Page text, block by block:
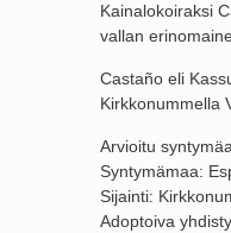
Kainalokoiraksi
vallan
Castaño eli
Kirkkonummella
Arvioitu
Syntymämaa:
Sijainti:
Adoptoiva